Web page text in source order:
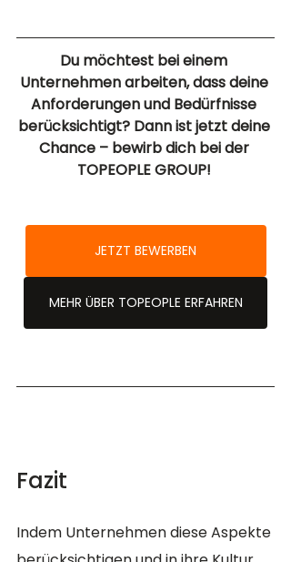
Du möchtest bei einem
Unternehmen arbeiten, dass deine
Anforderungen und Bedürfnisse
berücksichtigt? Dann ist jetzt deine
Chance – bewirb dich bei der
TOPEOPLE GROUP!
JETZT BEWERBEN
MEHR ÜBER TOPEOPLE ERFAHREN
Fazit
Indem Unternehmen diese Aspekte